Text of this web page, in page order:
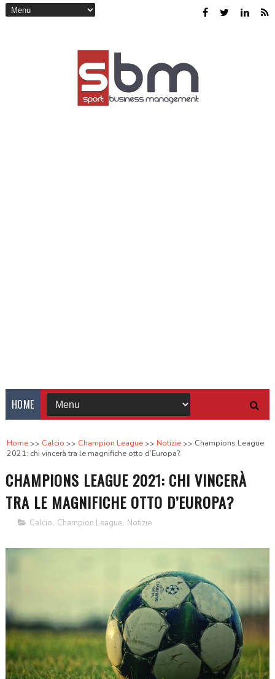
HOME
Home Calcio Champion League Notizie
Champions League
2021: chi vincerà tra le magnifiche otto d’Europa?
CHAMPIONS LEAGUE 2021: CHI VINCERÀ
TRA LE MAGNIFICHE OTTO D’EUROPA?
Calcio, Champion League, Notizie